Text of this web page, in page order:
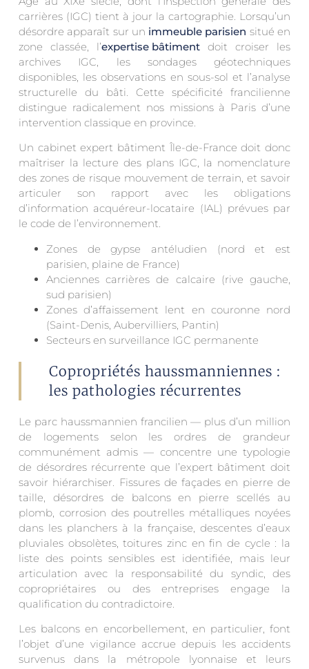
carrières (IGC) tient à jour la cartographie. Lorsqu’un
désordre apparaît sur un immeuble parisien situé en
zone classée, l’expertise bâtiment doit croiser les
archives IGC, les sondages géotechniques
disponibles, les observations en sous-sol et l’analyse
structurelle du bâti. Cette spécificité francilienne
distingue radicalement nos missions à Paris d’une
intervention classique en province.
Un cabinet expert bâtiment Île-de-France doit donc
maîtriser la lecture des plans IGC, la nomenclature
des zones de risque mouvement de terrain, et savoir
articuler son rapport avec les obligations
d’information acquéreur-locataire (IAL) prévues par
le code de l’environnement.
Zones de gypse antéludien (nord et est
parisien, plaine de France)
Anciennes carrières de calcaire (rive gauche,
sud parisien)
Zones d’affaissement lent en couronne nord
(Saint-Denis, Aubervilliers, Pantin)
Secteurs en surveillance IGC permanente
Copropriétés haussmanniennes :
les pathologies récurrentes
Le parc haussmannien francilien — plus d’un million
de logements selon les ordres de grandeur
communément admis — concentre une typologie
de désordres récurrente que l’expert bâtiment doit
savoir hiérarchiser. Fissures de façades en pierre de
taille, désordres de balcons en pierre scellés au
plomb, corrosion des poutrelles métalliques noyées
dans les planchers à la française, descentes d’eaux
pluviales obsolètes, toitures zinc en fin de cycle : la
liste des points sensibles est identifiée, mais leur
articulation avec la responsabilité du syndic, des
copropriétaires ou des entreprises engage la
qualification du contradictoire.
Les balcons en encorbellement, en particulier, font
l’objet d’une vigilance accrue depuis les accidents
survenus dans la métropole lyonnaise et leurs